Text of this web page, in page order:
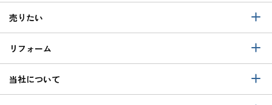
売りたい
リフォーム
当社について